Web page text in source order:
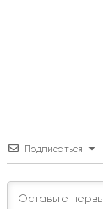
Подписаться